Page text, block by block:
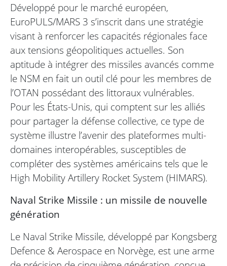
Développé pour le marché européen,
EuroPULS/MARS 3 s’inscrit dans une stratégie
visant à renforcer les capacités régionales face
aux tensions géopolitiques actuelles. Son
aptitude à intégrer des missiles avancés comme
le NSM en fait un outil clé pour les membres de
l’OTAN possédant des littoraux vulnérables.
Pour les États-Unis, qui comptent sur les alliés
pour partager la défense collective, ce type de
système illustre l’avenir des plateformes multi-
domaines interopérables, susceptibles de
compléter des systèmes américains tels que le
High Mobility Artillery Rocket System (HIMARS).
Naval Strike Missile : un missile de nouvelle
génération
Le Naval Strike Missile, développé par Kongsberg
Defence & Aerospace en Norvège, est une arme